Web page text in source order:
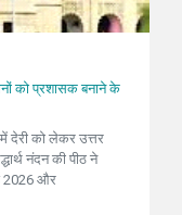
को प्रशासक बनाने के
देरी को लेकर उत्तर
नंदन की पीठ ने
2026 और